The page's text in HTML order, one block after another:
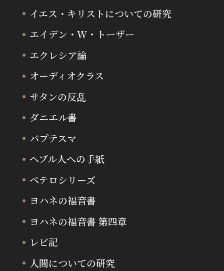
イエス・キリストについての研究
エイデン・W・トーザー
エクレシア論
オーディオクラス
サタンの反乱
ダニエル書
バプテスマ
ヘブル人への手紙
ペテロシリーズ
ヨハネの福音書
ヨハネの福音書 第四章
レビ記
人間についての研究